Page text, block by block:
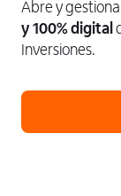
Abre y
y 100% digital
Inversiones.